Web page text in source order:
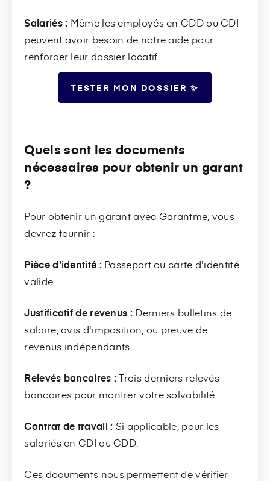
Salariés : Même les employés en CDD ou CDI
peuvent avoir besoin de notre aide pour
renforcer leur dossier locatif.
TESTER MON DOSSIER ✨
Quels sont les documents
nécessaires pour obtenir un garant
?
Pour obtenir un garant avec Garantme, vous
devrez fournir :
Pièce d'identité :Passeport ou carte d'identité
valide.
Justificatif de revenus :Derniers bulletins de
salaire, avis d'imposition, ou preuve de
revenus indépendants.
Relevés bancaires :Trois derniers relevés
bancaires pour montrer votre solvabilité.
Contrat de travail : Si applicable, pour les
salariés en CDI ou CDD.
Ces documents nous permettent de vérifier